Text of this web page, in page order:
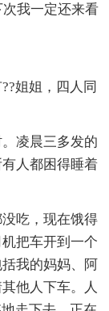
我一定还来看
姐姐，四人同
凌晨三多发的
人都困得睡着
吃，现在饿得
把车开到一个
我的妈妈、阿
他人下车。人